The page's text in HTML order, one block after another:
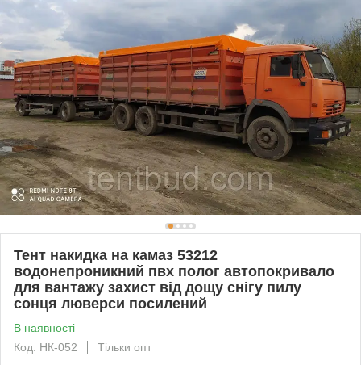
Тент накидка на камаз 53212
водонепроникний пвх полог автопокривало
для вантажу захист від дощу снігу пилу
сонця люверси посилений
В наявності
Код: НК-052
Тільки опт